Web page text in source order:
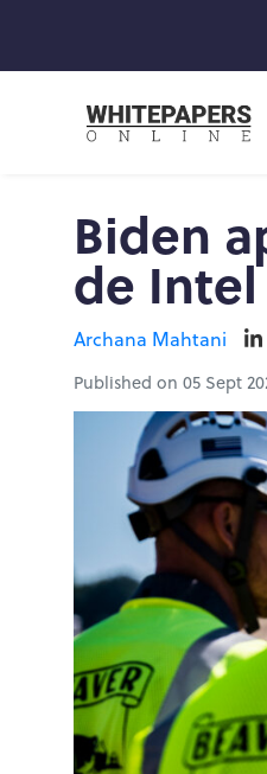
Biden
de Intel
Archana Mahtani
Published on 05 Sept